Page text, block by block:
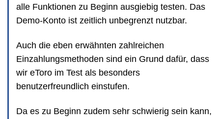
alle Funktionen zu Beginn ausgiebig testen. Das
Demo-Konto ist zeitlich unbegrenzt nutzbar.
Auch die eben erwähnten zahlreichen
Einzahlungsmethoden sind ein Grund dafür, dass
wir eToro im Test als besonders
benutzerfreundlich einstufen.
Da es zu Beginn zudem sehr schwierig sein kann,